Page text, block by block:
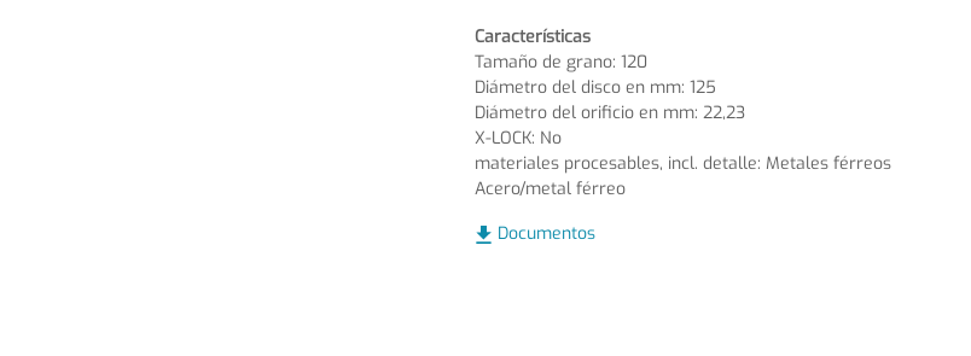
Características
Tamaño de grano: 120
Diámetro del disco en mm: 125
Diámetro del orificio en mm: 22,23
X-LOCK: No
materiales procesables, incl. detalle: Metales férreos
Acero/metal férreo
Documentos